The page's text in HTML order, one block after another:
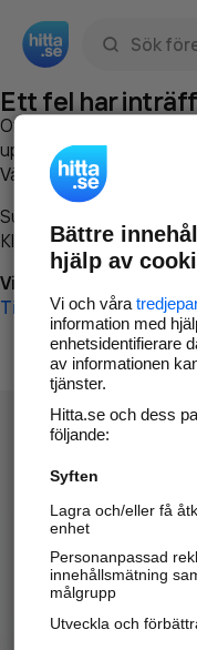
Ett fel har
Om du vill kan du
uppstod så att vi lättare
Vänligen försök med
Surfa till
Klicka påTillbaka-
Vi beklagar besväret!
Till startsidan
Hitta.se - Gratis
Sök företag, personer
Hitta
Bättre
hjälp av
Vi och våra
information med
enhetsidentifierare
av informationen
tjänster.
Hitta.se och dess
följande:
Syften
Lagra och/eller få
enhet
Personanpassad
innehållsmätning
målgrupp
Utveckla och